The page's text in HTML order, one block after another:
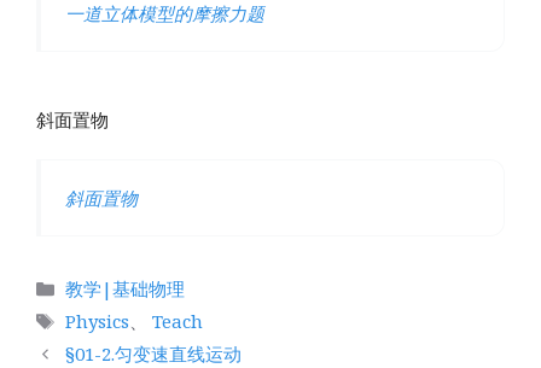
一道立体模型的摩擦力题
斜面置物
斜面置物
分
类
教学|基础物理
标
签
Physics、 Teach
§01-2.匀变速直线运动